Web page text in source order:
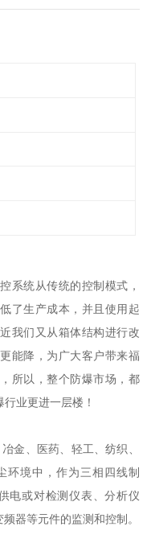
系统从传统的控制模式，
了生产成本，并且使用起
我们又从箱体结构进行改
能降，为广大客户带来福
所以，整个防爆市场，都
业更进一层楼！
金、医药、轻工、纺织、
环境中，作为三相四线制
电或对检测仪表、分析仪
器等元件的监测和控制。